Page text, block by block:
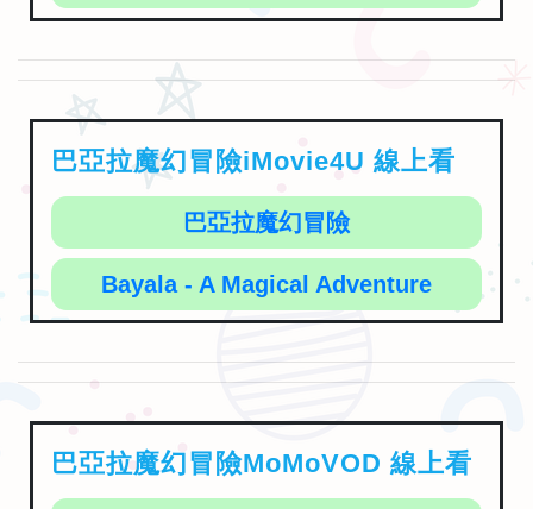
巴亞拉魔幻冒險iMovie4U 線上看
巴亞拉魔幻冒險
Bayala - A Magical Adventure
巴亞拉魔幻冒險MoMoVOD 線上看